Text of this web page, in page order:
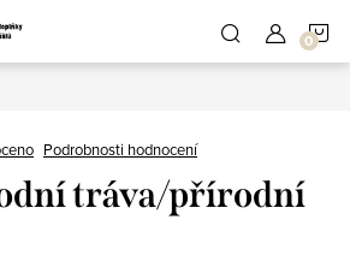
Podrobnosti hodnocení
tráva/přírodní